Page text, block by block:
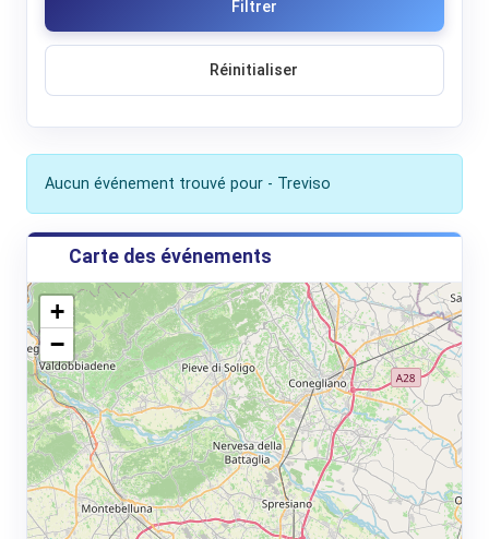
Filtrer
Réinitialiser
Aucun événement trouvé pour - Treviso
Carte des événements
+
−